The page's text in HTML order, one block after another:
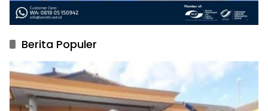
Berita Populer